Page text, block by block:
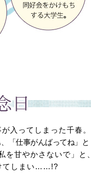
入ってしまった千春。
「仕事がんばってね」と
を甘やかさないで」と、
てしまい……!?